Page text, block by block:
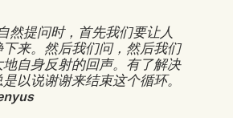
然提问时，首先我们要让人
来。然后我们问，然后我们
自身反射的回声。有了解决
以说谢谢来结束这个循环。